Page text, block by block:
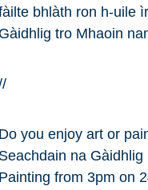
bhlàth ron h-uile
Gàidhlig tro Mhaoin
Do you enjoy art or
Seachdain na
Painting from 3pm on